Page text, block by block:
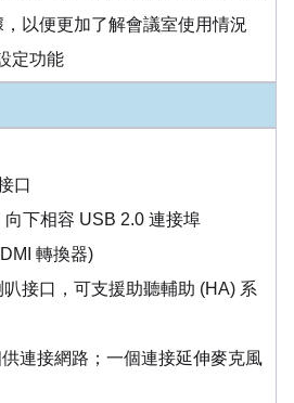
以便更加了解會議室使用情況
定功能
口
下相容 USB 2.0 連接埠
轉換器)
接口，可支援助聽輔助 (HA) 系
連接網路；一個連接延伸麥克風